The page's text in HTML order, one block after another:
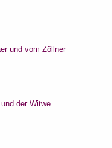
und vom Zöllner
der Witwe